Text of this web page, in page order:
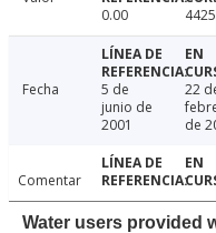
0.00
Fecha
5 de
junio de
2001
22
de
Comentar
Water users provided